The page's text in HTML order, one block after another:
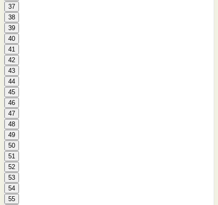
37
38
39
40
41
42
43
44
45
46
47
48
49
50
51
52
53
54
55